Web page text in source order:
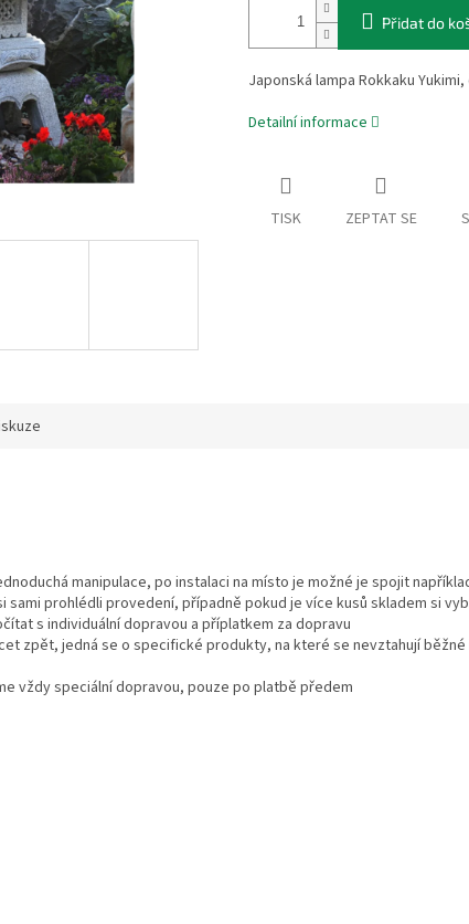
Přidat do
Japonská lampa Rokkaku
Detailní informace
TISK ZEPTAT SE
manipulace, po instalaci na místo je možné je spojit
sami prohlédli provedení, případně pokud je více kusů skladem si
s individuální dopravou a příplatkem za dopravu
zpět, jedná se o specifické produkty, na které se nevztahují
vždy speciální dopravou, pouze po platbě předem